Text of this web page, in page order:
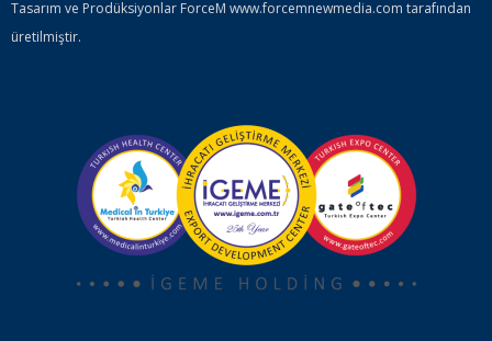
Tasarım ve Prodüksiyonlar ForceM www.forcemnewmedia.com tarafından
üretilmiştir.